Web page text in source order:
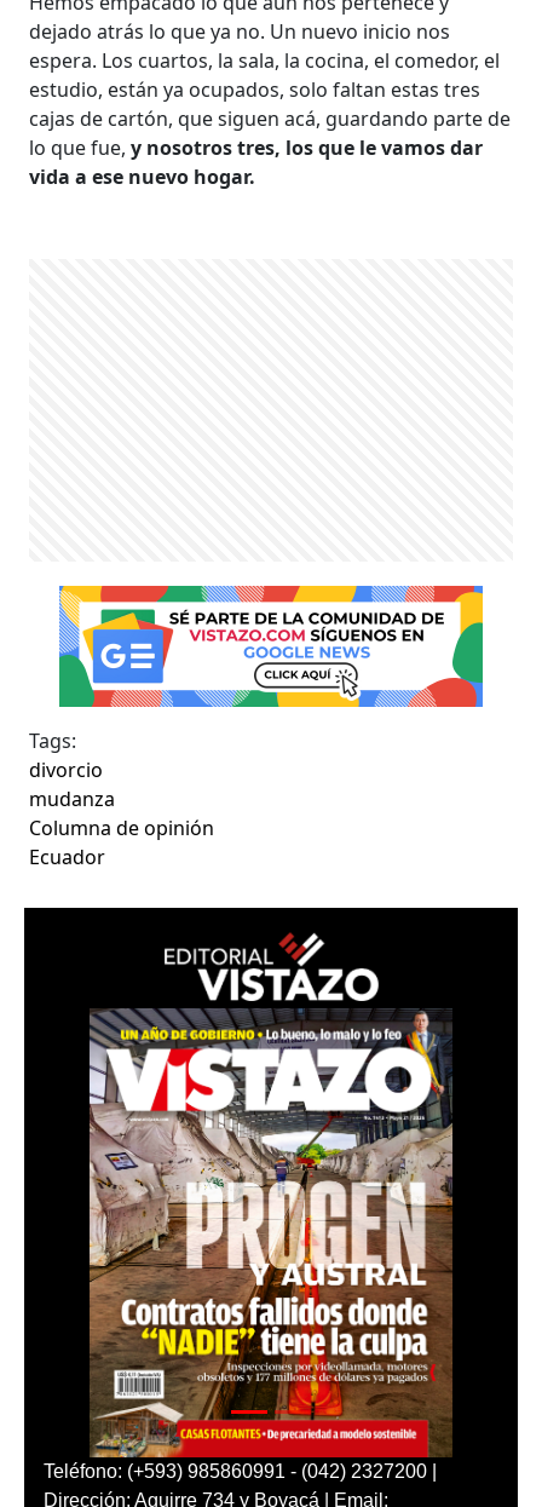
dejado atrás lo que ya no. Un nuevo inicio nos
espera. Los cuartos, la sala, la cocina, el comedor, el
estudio, están ya ocupados, solo faltan estas tres
cajas de cartón, que siguen acá, guardando parte de
lo que fue,y nosotros tres, los que le vamos dar
vida a ese nuevo hogar.
Tags:
divorcio
mudanza
Columna de opinión
Ecuador
Teléfono: (+593) 985860991 - (042) 2327200 |
Dirección: Aguirre 734 y Boyacá | Email: